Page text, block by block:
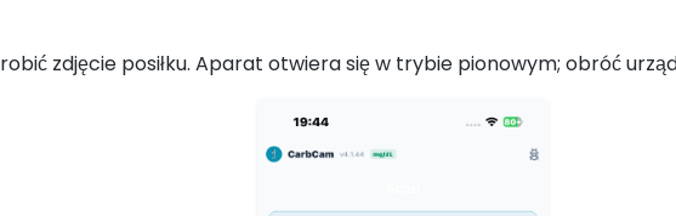
zdjęcie posiłku. Aparat otwiera się w trybie pionowym; obróć